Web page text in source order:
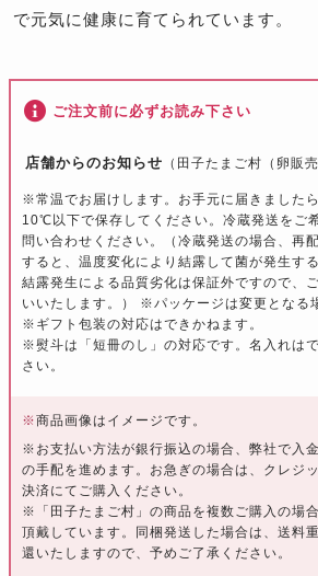
で元気に健康に育てられています。
ご注文前に必ずお読み下さい
店舗からのお知らせ （田子たまご村（卵販売
※常温でお届けします。お手元に届きました
10℃以下で保存してください。冷蔵発送をご
問い合わせください。（冷蔵発送の場合、再
すると、温度変化により結露して菌が発生す
結露発生による品質劣化は保証外ですので、
いいたします。） ※パッケージは変更となる
※ギフト包装の対応はできかねます。
※熨斗は「短冊のし」の対応です。名入れは
さい。
※商品画像はイメージです。
※お支払い方法が銀行振込の場合、弊社で入
の手配を進めます。お急ぎの場合は、クレジ
決済にてご購入ください。
※「田子たまご村」の商品を複数ご購入の場
頂戴しています。同梱発送した場合は、送料
還いたしますので、予めご了承ください。